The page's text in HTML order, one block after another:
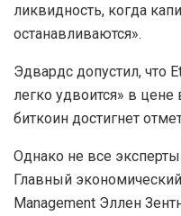
ликвидность, когда
останавливаются».
Эдвардс допустил, что
легко удвоится» в
биткоин достигнет
Однако не все
Главный экономический
Management Эллен